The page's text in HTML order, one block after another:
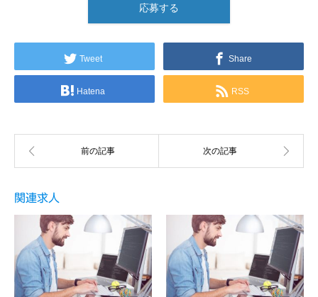
応募する
Tweet Share
Hatena RSS
関連求人